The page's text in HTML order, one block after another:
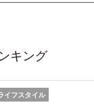
キング
イフスタイル